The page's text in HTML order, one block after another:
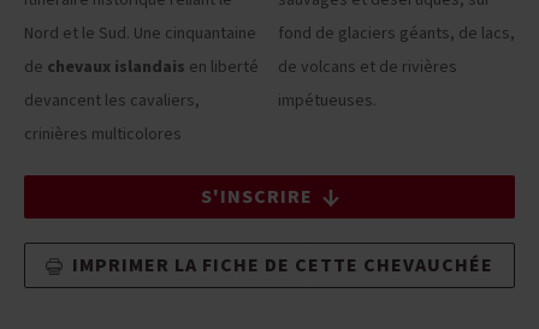
Nord et le Sud. Une cinquantaine
de chevaux islandais en liberté
devancent les cavaliers,
crinières multicolores
fond de glaciers géants, de lacs,
de volcans et de rivières
impétueuses.
S'INSCRIRE
IMPRIMER LA FICHE DE CETTE CHEVAUCHÉE